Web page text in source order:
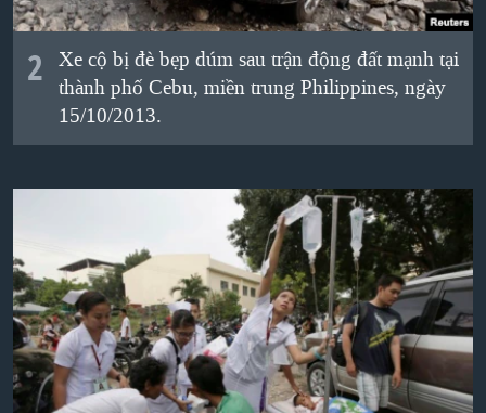
2
Xe cộ bị đè bẹp dúm sau trận động đất mạnh tại
thành phố Cebu, miền trung Philippines, ngày
15/10/2013.